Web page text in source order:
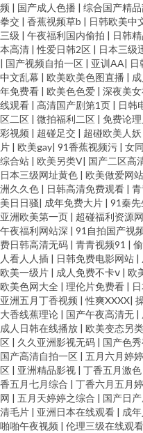
频 | 国产成人色播 | 综合国产精
拳交 | 香蕉视频草b | 日韩欧美中
三级 | 午夜福利国内偷拍 | 日韩
本高清 |性爱日韩2区 | 日本三级
| 国产视频自拍一区 | 亚训AA| 日
中文乱幕 | 欧美欧美色图直播 |
年免费看 | 欧美色色爱 | 深夜美
线观看 | 高清国产剧第1页 | 日韩
区二区 | 微拍福利二区 | 免费论
彩视频 | 超碰足交 | 超碰欧美人妖
片 | 欧美gay| 91香蕉视频污 | 女
综合站 | 欧美另类V| 国产二区高
日本三级网址黄色 | 欧美做爱网站
洲久久色 | 日韩高清免费观看 |
美日日骚| 成年免费大片 | 91秦先
亚洲欧美第一页 | 超碰福利资源网
午夜福利网站深 | 91自拍国产视
费日韩高清无码 | 青青视频91 |
人看人人插 | 日韩免费电影网站 |
欧美一级片 | 成人免费不卡ⅴ | 欧
欧美色网大全 | 理伦片免费看 |
亚洲五月丁香视频 |性爽XXXX|
大香线蕉理论 | 国产午夜高清无 |
成人日韩在线播放 | 欧美变态另
区 | 久久亚洲影视无码 | 国产色
国产高清自拍一区 | 五月六月婷
区 | 亚洲精品影视 | 丁香五月激色
香五月七月综合 | 丁香六月五月
网 | 五月天婷婷之综合 | 国产日
清毛片 | 亚洲日本在线观看 | 成
啪啪午夜视频 | 伦理三级在线观看